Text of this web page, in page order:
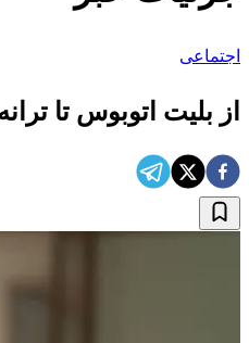
اجتماعی
از بلیت اتوبوس تا